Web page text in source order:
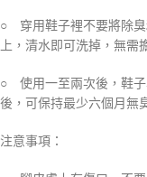
○ 穿用鞋子裡不要將除臭
上，清水即可洗掉，無需
○ 使用一至兩次後，鞋子
後，可保持最少六個月無
注意事項：